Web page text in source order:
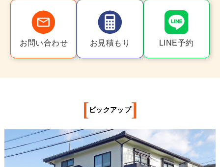
お問い合わせ お見積もり LINE予約
[ ピックアップ]